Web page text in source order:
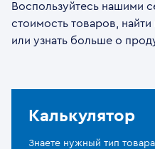
Воспользуйтесь нашими
стоимость товаров,
или узнать больше о
Калькулятор
Знаете нужный тип